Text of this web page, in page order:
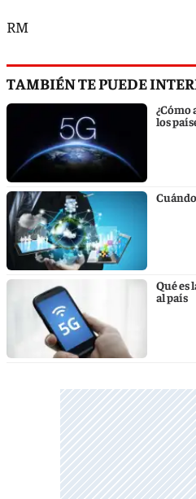
RM
TAMBIÉN TE PUEDE
¿Cómo
los
Qué es
al país